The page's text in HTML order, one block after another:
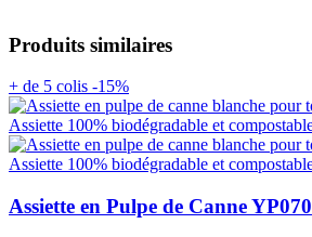
Produits similaires
+ de 5 colis -15%
Assiette en Pulpe de Canne YP070